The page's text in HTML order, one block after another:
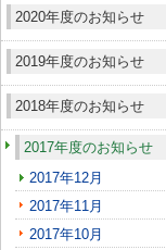
2020年度のお知らせ
2019年度のお知らせ
2018年度のお知らせ
2017年度のお知らせ
2017年12月
2017年11月
2017年10月